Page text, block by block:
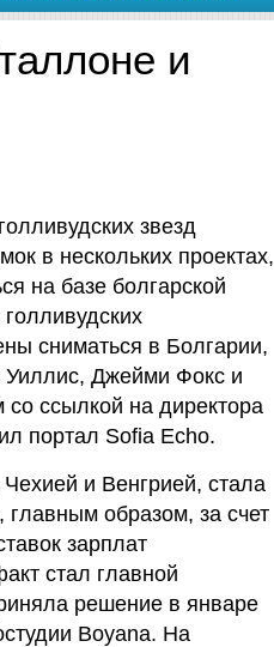
и
звезд
в нескольких проектах,
на базе болгарской
сниматься в Болгарии,
Уиллис, Джейми Фокс и
ссылкой на директора
портал Sofia Echo.
и Венгрией, стала
образом, за счет
зарплат
стал главной
решение в январе
Boyanа. На